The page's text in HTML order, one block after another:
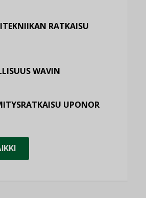
RATKAISU
WAVIN
UPONOR